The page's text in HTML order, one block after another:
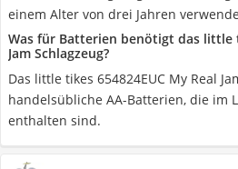
einem Alter von drei Jahren
Was für Batterien benötigt das little
Jam Schlagzeug?
Das little tikes 654824EUC My Real
handelsübliche AA-Batterien, die im
enthalten sind.